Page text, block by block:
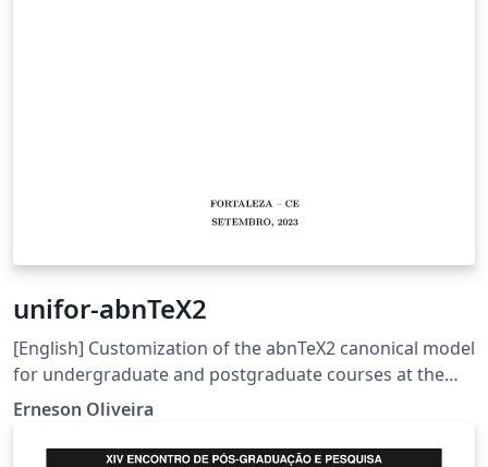
unifor-abnTeX2
[English] Customization of the abnTeX2 canonical model
for undergraduate and postgraduate courses at the
University of Fortaleza. [Portuguese] Personalização do
pós-graduação da Universidade de Fortaleza.
Erneson Oliveira